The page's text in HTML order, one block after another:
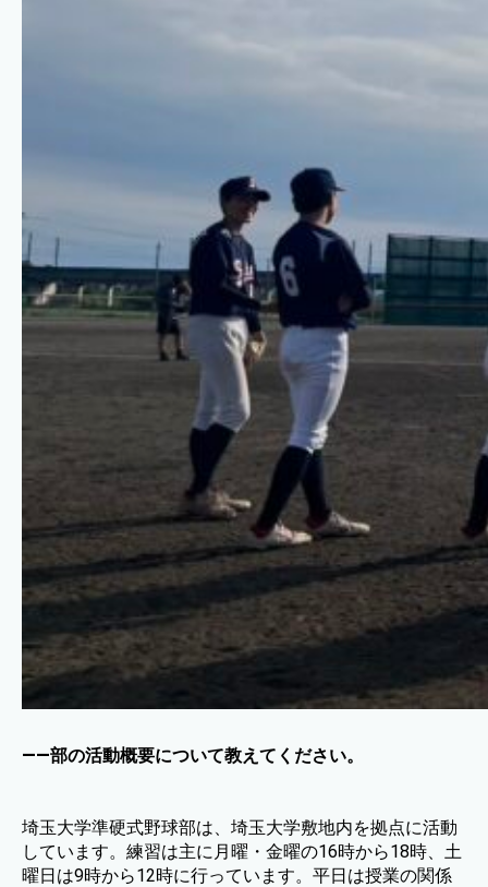
——部の活動概要について教えてください。
埼玉大学準硬式野球部は、埼玉大学敷地内を拠点に活動
しています。練習は主に月曜・金曜の16時から18時、土
曜日は9時から12時に行っています。平日は授業の関係